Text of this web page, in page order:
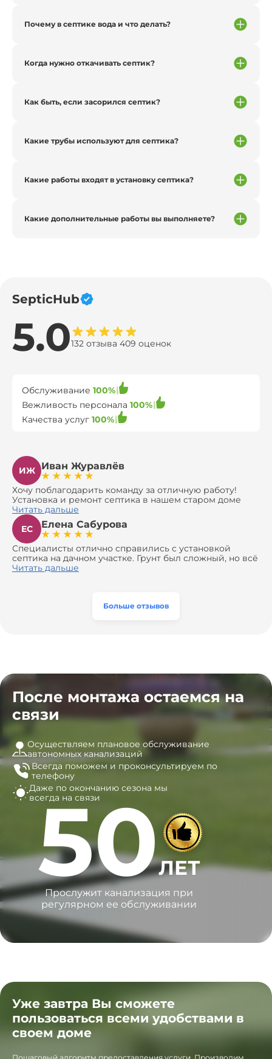
Почему в септике вода и что делать?
Когда нужно откачивать септик?
Как быть, если засорился септик?
Какие трубы используют для септика?
Какие работы входят в установку септика?
Какие дополнительные работы вы выполняете?
SepticHub
5.0132 отзыва 409 оценок
Обслуживание 100%
Вежливость персонала 100%
Качества услуг 100%
ИЖ Иван Журавлёв
Хочу поблагодарить команду за отличную работу!
Установка и ремонт септика в нашем старом доме
оказались сложной задачей, но ребята справились на
все 100%. Всё сделали аккуратно и профессионально.
Давали полезные рекомендации, не пытались
навязать ничего лишнего, помогли с выбором и
доставкой материалов, что позволило нам
сэкономить. Выполнили монтаж и демонтаж
оборудования, заменили трубы, обновили
эту компанию всем, кто ищет надёжных
Читать дальше
ЕС
Елена Сабурова
Специалисты отлично справились с установкой
септика на дачном участке. Грунт был сложный, но всё
сделали быстро и аккуратно. Помогли выбрать
Читать дальше
Больше отзывов
После монтажа остаемся на
связи
Осуществляем плановое обслуживание
автономных канализаций
Всегда поможем и проконсультируем по
телефону
Даже по окончанию сезона мы
всегда на связи
50ЛЕТ
Прослужит канализация при
регулярном ее обслуживании
Уже завтра Вы сможете
пользоваться всеми удобствами в
своем доме